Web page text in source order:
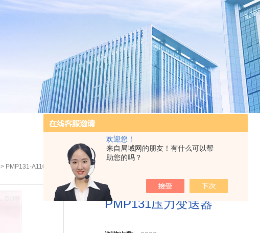
欢迎您！
来自局域网的朋友！有什么可以帮
助您的吗？
> PMP131-A1101A1SPMP131压力变送器
PMP131压力变送器